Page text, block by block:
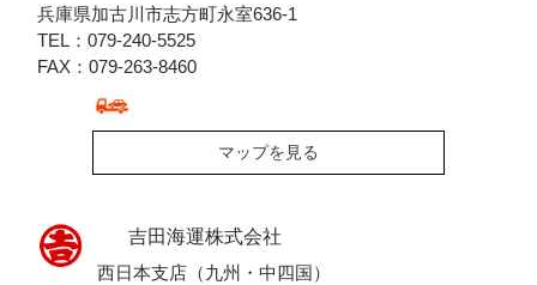
兵庫県加古川市志方町永室636-1
TEL：079-240-5525
FAX：079-263-8460
マップを見る
吉田海運株式会社
西日本支店（九州・中四国）